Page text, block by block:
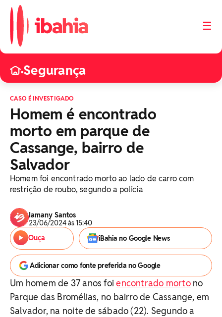
☰
•Segurança
CASO É INVESTIGADO
Homem é encontrado
morto em parque de
Cassange, bairro de
Salvador
Homem foi encontrado morto ao lado de carro com
restrição de roubo, segundo a polícia
Iamany Santos
23/06/2024 às 15:40
Ouça
iBahia no Google News
Adicionar como fonte preferida no Google
Um homem de 37 anos foiencontrado mortono
Parque das Bromélias, no bairro de Cassange, em
Salvador, na noite de sábado (22). Segundo a